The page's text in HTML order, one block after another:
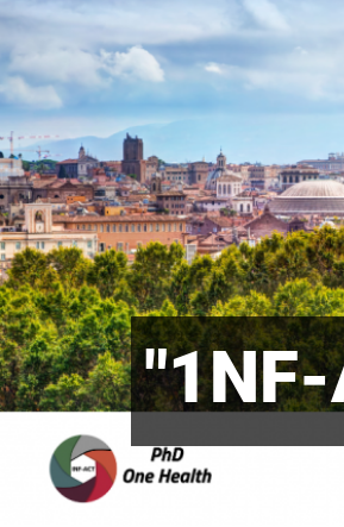
"1NF-